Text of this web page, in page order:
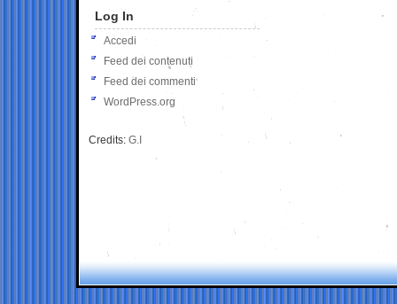
Log In
Accedi
Feed dei contenuti
Feed dei commenti
WordPress.org
Credits: G.I